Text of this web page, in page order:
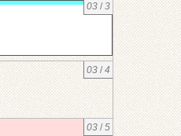
03 /3
03 /4
03 /5